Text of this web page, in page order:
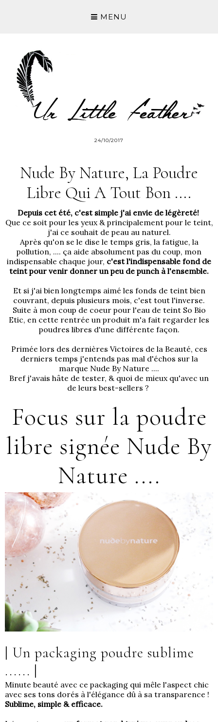
MENU
24/10/2017
Nude By Nature, La Poudre
Libre Qui A Tout Bon ....
Depuis cet été, c'est simple j'ai envie de légèreté!
Que ce soit pour les yeux & principalement pour le teint,
j'ai ce souhait de peau au naturel.
Après qu'on se le dise le temps gris, la fatigue, la
pollution, .... ça aide absolument pas du coup, mon
indispensable chaque jour, c'est l'indispensable fond de
teint pour venir donner un peu de punch à l'ensemble.
Et si j'ai bien longtemps aimé les fonds de teint bien
couvrant, depuis plusieurs mois, c'est tout l'inverse.
Suite à mon coup de coeur pour l'eau de teint So Bio
Etic, en cette rentrée un produit m'a fait regarder les
poudres libres d'une différente façon.
Primée lors des dernières Victoires de la Beauté, ces
derniers temps j'entends pas mal d'échos sur la
marque Nude By Nature ....
Bref j'avais hâte de tester, & quoi de mieux qu'avec un
de leurs best-sellers ?
Focus sur la poudre
libre signée Nude By
Nature ....
| Un packaging poudre sublime
...... |
Minute beauté avec ce packaging qui mêle l'aspect chic
avec ses tons dorés à l'élégance dû à sa transparence !
Sublime, simple & efficace.